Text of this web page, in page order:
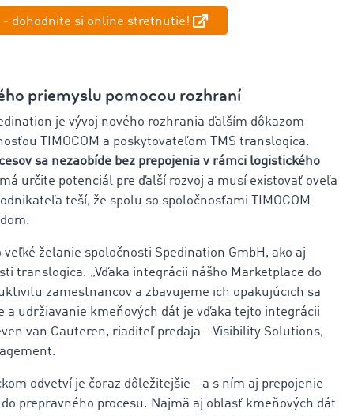
- dohodnite si online stretnutie!
priemyslu pomocou rozhraní
je vývoj nového rozhrania ďalším dôkazom
TIMOCOM a poskytovateľom TMS translogica.
sa nezaobíde bez prepojenia v rámci logistického
určite potenciál pre ďalší rozvoj a musí existovať oveľa
teší, že spolu so spoločnosťami TIMOCOM
želanie spoločnosti Spedination GmbH, ako aj
translogica. „Vďaka integrácii nášho Marketplace do
zamestnancov a zbavujeme ich opakujúcich sa
a udržiavanie kmeňových dát je vďaka tejto integrácii
van Cauteren, riaditeľ predaja - Visibility Solutions,
odvetví je čoraz dôležitejšie - a s ním aj prepojenie
prepravného procesu. Najmä aj oblasť kmeňových dát